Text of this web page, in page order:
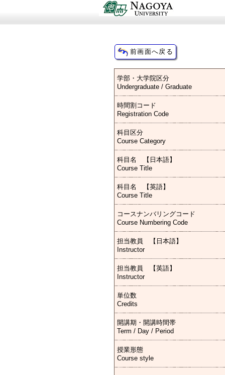
学部・大学院区分
Undergraduate / Graduate
時間割コード
Registration Code
科目区分
Course Category
科目名 【日本語】
Course Title
科目名 【英語】
Course Title
コースナンバリングコード
Course Numbering Code
担当教員 【日本語】
Instructor
担当教員 【英語】
Instructor
単位数
Credits
開講期・開講時間帯
Term / Day / Period
授業形態
Course style